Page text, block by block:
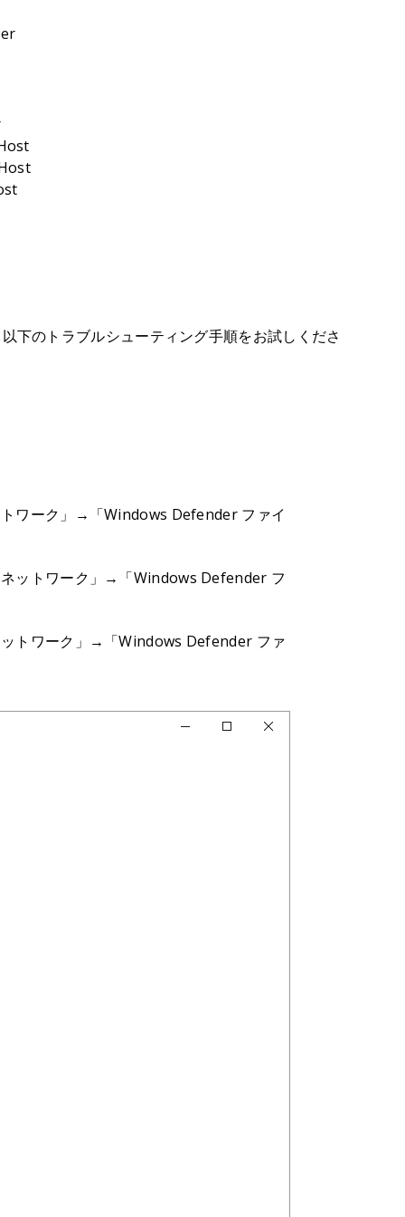
下のトラブルシューティング手順をお試しくださ
ワーク」→「Windows Defender ファイ
ットワーク」→「Windows Defender フ
ットワーク」→「Windows Defender ファ